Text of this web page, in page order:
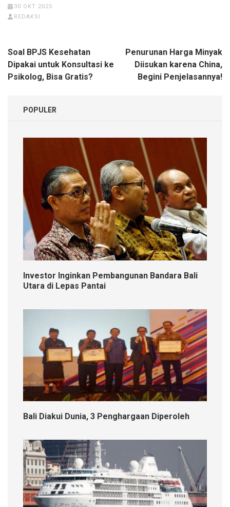
30 OKT 2025
REDAKSI
Navigasi
pos
Soal BPJS Kesehatan
Dipakai untuk Konsultasi ke
Psikolog, Bisa Gratis?
Penurunan Harga Minyak
Diisukan karena China,
Begini Penjelasannya!
POPULER
Investor Inginkan Pembangunan Bandara Bali
Utara di Lepas Pantai
Bali Diakui Dunia, 3 Penghargaan Diperoleh